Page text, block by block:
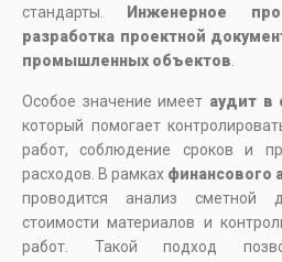
стандарты.
Инженерное
разработка проектной
промышленных объектов
Особое значение имеет аудит в
который помогает
работ, соблюдение сроков и
расходов. В рамках финансового
проводится анализ сметной
стоимости материалов и
работ. Такой подход